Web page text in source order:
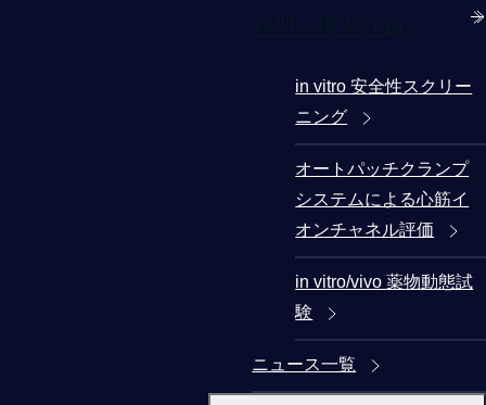
in vitro 安全性スクリー
ニング
オートパッチクランプ
システムによる心筋イ
オンチャネル評価
in vitro/vivo 薬物動態試
験
ニュース一覧